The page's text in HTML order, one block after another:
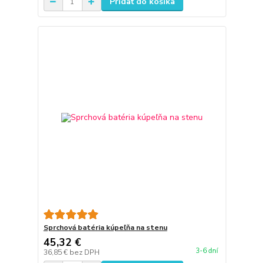
Sprchová batéria kúpeľňa na stenu
45,32 €
36,85 € bez DPH 3-6 dní